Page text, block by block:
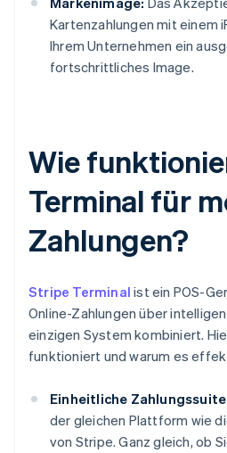
Kartenzahlungen mit einem
Ihrem Unternehmen ein
fortschrittliches Image.
Wie
Terminal für
Zahlungen?
Stripe Terminal ist ein POS-
Online-Zahlungen über
einzigen System kombiniert.
funktioniert und warum es
Einheitliche
der gleichen Plattform wie
von Stripe. Ganz gleich, ob